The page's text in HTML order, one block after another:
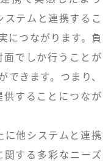
ステムと連携するこ
につながります。負
でしか行うことが
きます。つまり、
することにつなが
に他システムと連携
する多彩なニーズ